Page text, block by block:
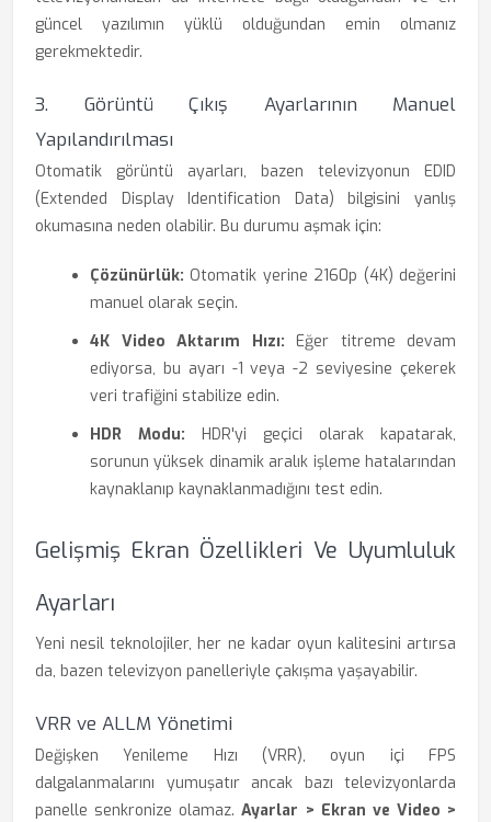
güncel yazılımın yüklü olduğundan emin olmanız
gerekmektedir.
3. Görüntü Çıkış Ayarlarının Manuel
Yapılandırılması
Otomatik görüntü ayarları, bazen televizyonun EDID
(Extended Display Identification Data) bilgisini yanlış
okumasına neden olabilir. Bu durumu aşmak için:
Çözünürlük: Otomatik yerine 2160p (4K) değerini
manuel olarak seçin.
4K Video Aktarım Hızı: Eğer titreme devam
ediyorsa, bu ayarı -1 veya -2 seviyesine çekerek
veri trafiğini stabilize edin.
HDR Modu: HDR'yi geçici olarak kapatarak,
sorunun yüksek dinamik aralık işleme hatalarından
kaynaklanıp kaynaklanmadığını test edin.
Gelişmiş Ekran Özellikleri Ve Uyumluluk
Ayarları
Yeni nesil teknolojiler, her ne kadar oyun kalitesini artırsa
da, bazen televizyon panelleriyle çakışma yaşayabilir.
VRR ve ALLM Yönetimi
Değişken Yenileme Hızı (VRR), oyun içi FPS
dalgalanmalarını yumuşatır ancak bazı televizyonlarda
panelle senkronize olamaz.Ayarlar > Ekran ve Video >